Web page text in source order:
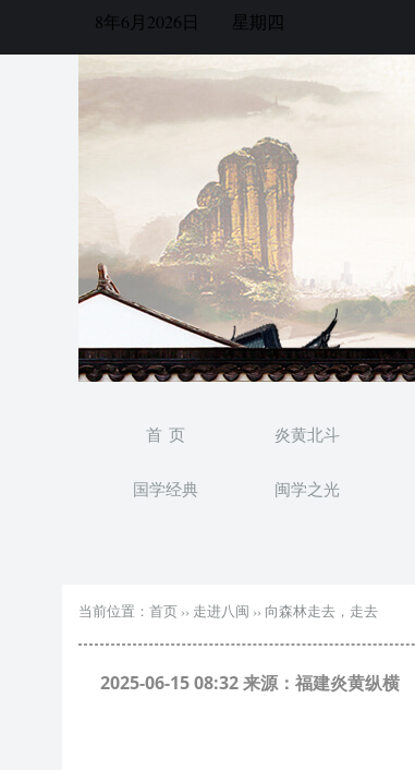
8年6月2026日 星期四
首 页 炎黄北斗
国学经典 闽学之光
当前位置： 首页 ›› 走进八闽 ›› 向森林走去，走去
2025-06-15 08:32 来源：福建炎黄纵横